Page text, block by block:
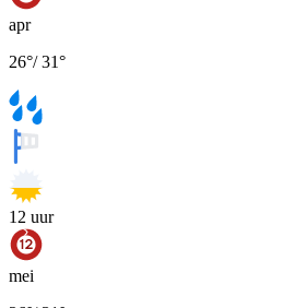
apr
26°/31°
12 uur
mei